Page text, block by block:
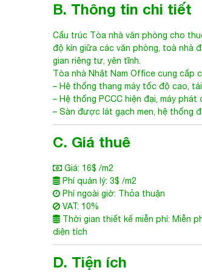
B. Thông tin chi tiết
Cấu trúc Tòa nhà văn phòng cho
độ kín giữa các văn phòng, toà nhà
gian riêng tư, yên tĩnh.
Tòa nhà Nhật Nam Office cung cấp
– Hệ thống thang máy tốc độ cao,
– Hệ thống PCCC hiện đại, máy
– Sàn được lát gạch men, hệ thống
C. Giá thuê
Giá: 16$ /m2
Phí quản lý: 3$ /m2
Phí ngoài giờ: Thỏa thuận
VAT: 10%
Thời gian thiết kế miễn phí: Miễn
diện tích
D. Tiện ích